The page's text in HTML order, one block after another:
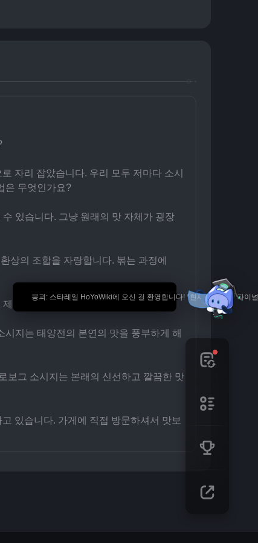
🎉 붕괴: 스타레일 HoYoWiki에 오신 걸 환영합니다! *현재 내용은 「파
자리 잡았습니다. 우리 모두 저마다 소시
은 무엇인가요?
있습니다. 그냥 원래의 맛 자체가 굉장
상의 조합을 자랑합니다. 볶는 과정에
격입니다.
시지는 태양전의 본연의 맛을 풍부하게 해
보그 소시지는 본래의 신선하고 깔끔한 맛
있습니다. 가게에 직접 방문하셔서 맛보